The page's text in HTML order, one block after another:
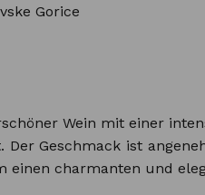
Gorice
Wein mit einer
Geschmack ist
einen charmanten und